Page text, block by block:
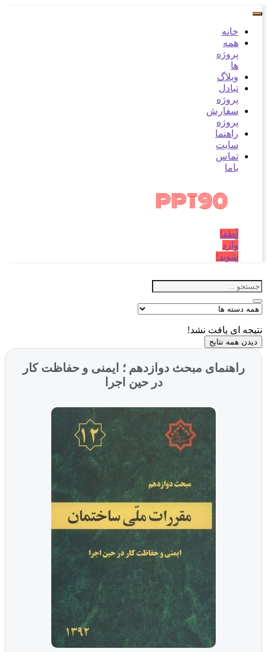
خانه
همه
پروژه
ها
وبلاگ
تبادل
پروژه
سفارش
پروژه
راهنما
سایت
تماس
باما
لطفا
وارد
شوید!
نتیجه ای یافت نشد!
دیدن همه نتایج
راهنمای مبحث دوازدهم ؛ ایمنی و حفاظت کار
در حین اجرا